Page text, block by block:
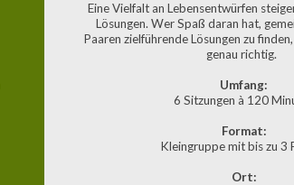
Eine Vielfalt an Lebensentwürfen
Lösungen. Wer Spaß daran hat,
Paaren zielführende Lösungen zu
genau richtig.
Umfang:
6 Sitzungen à 120
Format:
Kleingruppe mit bis zu 3
Ort: